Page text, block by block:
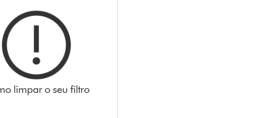
limpar o seu filtro